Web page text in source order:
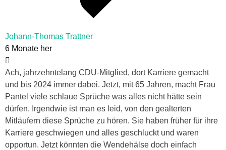
Johann-Thomas Trattner
6 Monate her
Ach, jahrzehntelang CDU-Mitglied, dort Karriere gemacht
und bis 2024 immer dabei. Jetzt, mit 65 Jahren, macht Frau
Pantel viele schlaue Sprüche was alles nicht hätte sein
dürfen. Irgendwie ist man es leid, von den gealterten
Mitläufern diese Sprüche zu hören. Sie haben früher für ihre
Karriere geschwiegen und alles geschluckt und waren
opportun. Jetzt könnten die Wendehälse doch einfach